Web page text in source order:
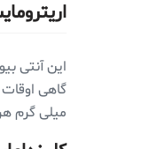
این آنتی
میلی گرم هر ۶ ساعت به صورت خوراکی باشد. در برخی بیماری‌ها منع مصرف دارد، بنابراین توصیه می‌شود که دندانپزشک را از سابقه پزشکی خود مطلع کنید.